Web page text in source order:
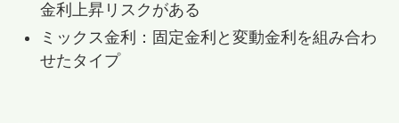
金利上昇リスクがある
ミックス金利：固定金利と変動金利を組み合わ
せたタイプ